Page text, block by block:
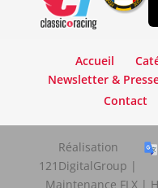
Accueil
Newsletter &
Contact
Réalisation
121DigitalGroup |
Maintenance FLX |